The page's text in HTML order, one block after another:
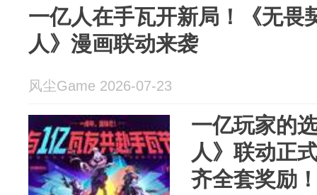
一亿人在手瓦开新局！《无畏
人》漫画联动来袭
风尘Game 2026-07-23
一亿玩家的
人》联动正
齐全套奖励